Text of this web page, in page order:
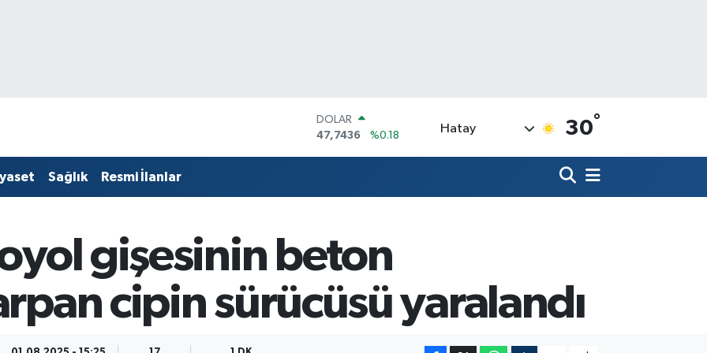
DOLAR
47,7436
%0.18
64,4811
%0.38
BİST100
13.779
%-14
64.944,08
%-0.18
Hatay 30°
Sağlık Resmi İlanlar
gişesinin beton
cipin sürücüsü yaralandı